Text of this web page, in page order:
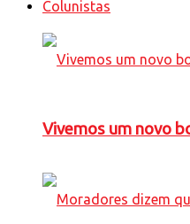
Colunistas
Vivemos um novo